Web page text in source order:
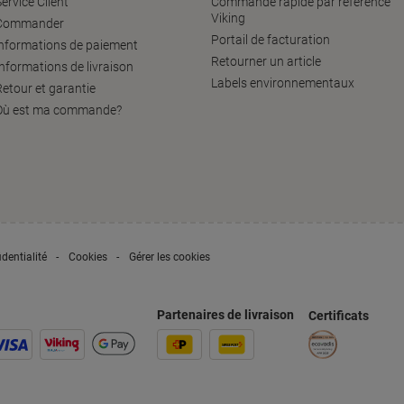
de paiement
de livraison
et garantie
est ma commande?
Viking
Portail de facturation
Retourner un article
Labels environnementaux
Cookies Gérer les cookies
Partenaires de livraison Certificats